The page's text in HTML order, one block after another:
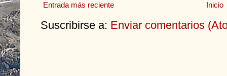
Entrada más reciente Inicio
Suscribirse a: Enviar comentarios